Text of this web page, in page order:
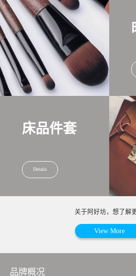
床品件套
Details
关于阿好坊，想了解
View More
品牌概况